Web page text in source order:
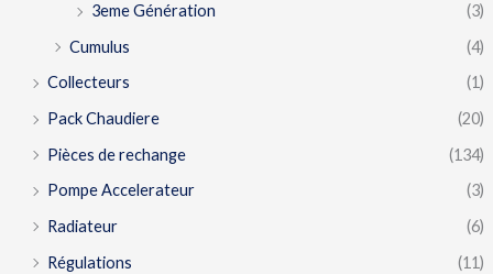
3eme Génération
(3)
Cumulus
(4)
Collecteurs
(1)
Pack Chaudiere
(20)
Pièces de rechange
(134)
Pompe Accelerateur
(3)
Radiateur
(6)
Régulations
(11)